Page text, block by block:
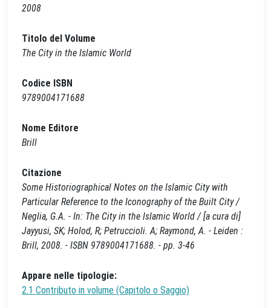
2008
Titolo del Volume
The City in the Islamic World
Codice ISBN
9789004171688
Nome Editore
Brill
Citazione
Some Historiographical Notes on the Islamic City with
Particular Reference to the Iconography of the Built City /
Neglia, G.A. - In: The City in the Islamic World / [a cura di]
Jayyusi, SK; Holod, R; Petruccioli. A; Raymond, A. - Leiden :
Brill, 2008. - ISBN 9789004171688. - pp. 3-46
Appare nelle tipologie:
2.1 Contributo in volume (Capitolo o Saggio)